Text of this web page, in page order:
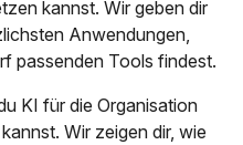
kannst. Wir geben dir
Anwendungen,
passenden Tools findest.
KI für die Organisation
Wir zeigen dir, wie